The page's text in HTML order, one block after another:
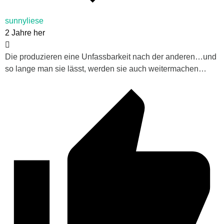
sunnyliese
2 Jahre her
Die produzieren eine Unfassbarkeit nach der anderen…und
so lange man sie lässt, werden sie auch weitermachen…